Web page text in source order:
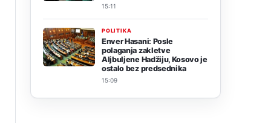
15:11
POLITIKA
Enver Hasani: Posle
polaganja zakletve
Aljbuljene Hadžiju, Kosovo je
ostalo bez predsednika
15:09